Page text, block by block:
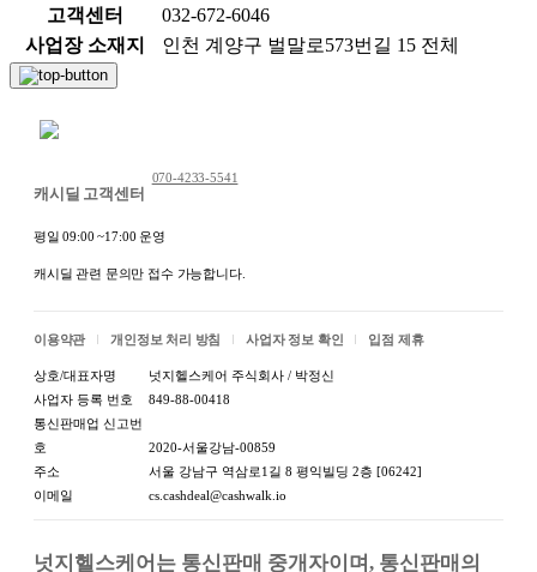
품명 및 모
델명
재질
구성품 상세설명참조
동일모델의
고객센터
032-672-6046
사업장 소재지
인천 계양구 벌말로573번길 15 전체
캐시딜 고객센터
070-4233-5541
평일 09:00 ~17:00 운영
캐시딜 관련 문의만 접수 가능합니다.
이용약관 개인정보 처리 방침 사업자 정보 확인 입점 제휴
상호/대표자명
넛지헬스케어 주식회사 / 박정신
사업자 등록 번호
849-88-00418
통신판매업 신고번
호
2020-서울강남-00859
주소
서울 강남구 역삼로1길 8 평익빌딩 2층 [06242]
이메일
cs.cashdeal@cashwalk.io
넛지헬스케어는 통신판매 중개자이며, 통신판매의